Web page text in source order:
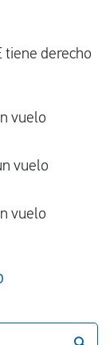
tiene derecho
vuelo
vuelo
vuelo